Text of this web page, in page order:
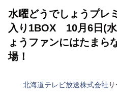
水曜どうでしょうプレ
入り1BOX 10月6日(
ょうファンにはたまら
場！
北海道テレビ放送株式会社サ